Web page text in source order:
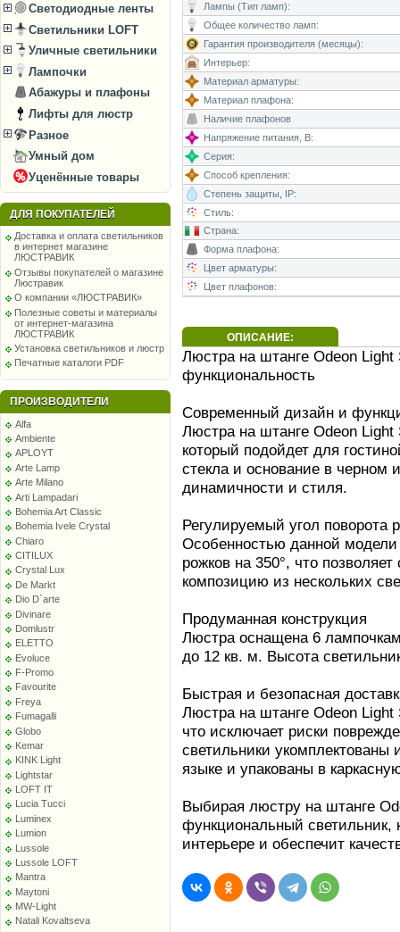
Светодиодные ленты
Светильники LOFT
Уличные светильники
Лампочки
Абажуры и плафоны
Лифты для люстр
Разное
Умный дом
Уценённые товары
ДЛЯ ПОКУПАТЕЛЕЙ
Доставка и оплата светильников
в интернет магазине
ЛЮСТРАВИК
Отзывы покупателей о магазине
Люстравик
О компании «ЛЮСТРАВИК»
Полезные советы и материалы
от интернет-магазина
ЛЮСТРАВИК
Установка светильников и люстр
Печатные каталоги PDF
ПРОИЗВОДИТЕЛИ
Alfa
Ambiente
APLOYT
Arte Lamp
Arte Milano
Arti Lampadari
Bohemia Art Classic
Bohemia Ivele Crystal
Chiaro
CITILUX
Crystal Lux
De Markt
Dio D`arte
Divinare
Domlustr
ELETTO
Evoluce
F-Promo
Favourite
Freya
Fumagalli
Globo
Kemar
KINK Light
Lightstar
LOFT IT
Lucia Tucci
Luminex
Lumion
Lussole
Lussole LOFT
Mantra
Maytoni
MW-Light
Natali Kovaltseva
Лампы (Тип ламп):
Общее количество ламп:
Гарантия производителя (месяцы):
Интерьер:
Материал арматуры:
Материал плафона:
Наличие плафонов
Напряжение питания, В:
Серия:
Способ крепления:
Степень защиты, IP:
Стиль:
Страна:
Форма плафона:
Цвет арматуры:
Цвет плафонов:
ОПИСАНИЕ:
Люстра на штанге Odeon
функциональность
Современный дизайн и
Люстра на штанге Odeon
который подойдет для
стекла и основание в черном
динамичности и стиля.
Регулируемый угол поворота
Особенностью данной модели
рожков на 350°, что
композицию из нескольких
Продуманная конструкция
Люстра оснащена 6
до 12 кв. м. Высота
Быстрая и безопасная
Люстра на штанге Odeon Light
что исключает риски
светильники
языке и упакованы в
Выбирая люстру на штанге
функциональный светильник,
интерьере и обеспечит